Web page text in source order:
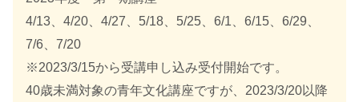
4/13、4/20、4/27、5/18、5/25、6/1、6/15、6/29、
7/6、7/20
※2023/3/15から受講申し込み受付開始です。
40歳未満対象の青年文化講座ですが、2023/3/20以降